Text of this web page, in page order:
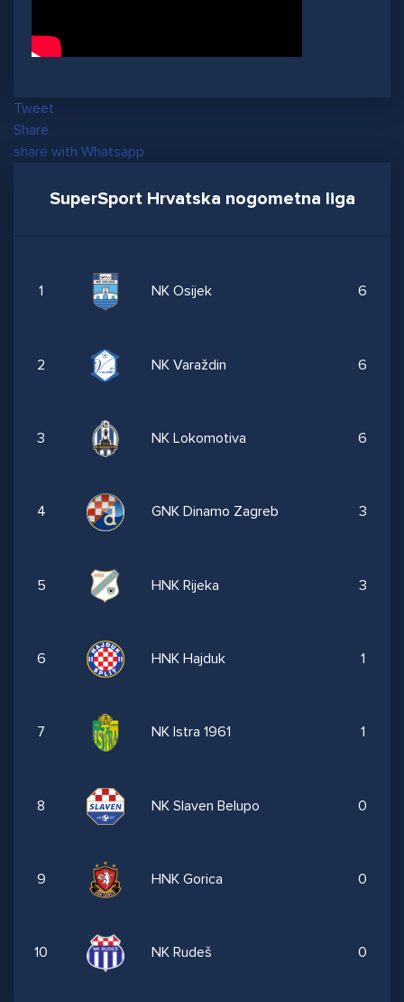
Tweet
Share
share with Whatsapp
SuperSport Hrvatska nogometna liga
1 NK Osijek 6
2 NK Varaždin 6
3 NK Lokomotiva 6
4 GNK Dinamo Zagreb 3
5 HNK Rijeka 3
6 HNK Hajduk 1
7 NK Istra 1961 1
8 NK Slaven Belupo 0
9 HNK Gorica 0
10 NK Rudeš 0